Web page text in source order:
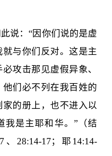
说：“因你们说的是虚
与你们反对。这是主
攻击那见虚假异象、
们必不列在我百姓的
的册上，也不进入以
我是主耶和华。”（结
、 28:14-17；耶 14:14-